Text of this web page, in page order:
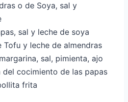
o de Soya, sal y
sal y leche de soya
Tofu y leche de almendras
sal, pimienta, ajo
cocimiento de las papas
frita